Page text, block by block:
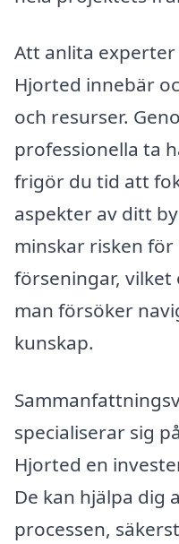
Att anlita
Hjorted innebär
och resurser.
professionella ta
frigör du tid att
aspekter av ditt
minskar risken för
förseningar,
man försöker
kunskap.
specialiserar sig
Hjorted en
De kan hjälpa dig
processen,